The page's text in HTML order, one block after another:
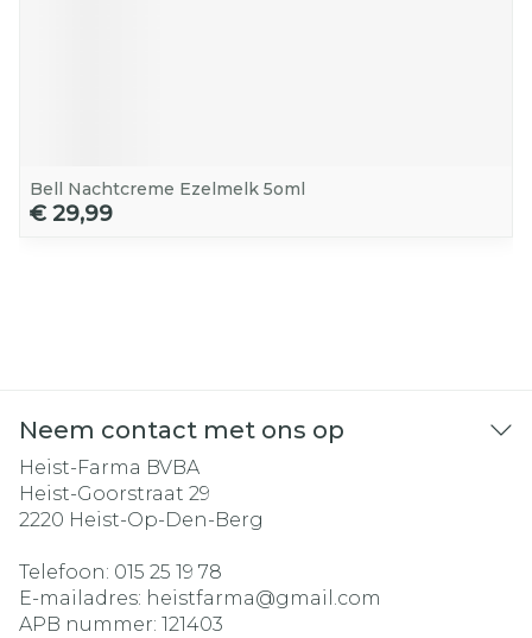
Bell Nachtcreme Ezelmelk 5oml
€ 29,99
Neem contact met ons op
Heist-Farma BVBA
Heist-Goorstraat 29
2220 Heist-Op-Den-Berg
Telefoon: 015 25 19 78
E-mailadres: heistfarma@gmail.com
APB nummer: 121403